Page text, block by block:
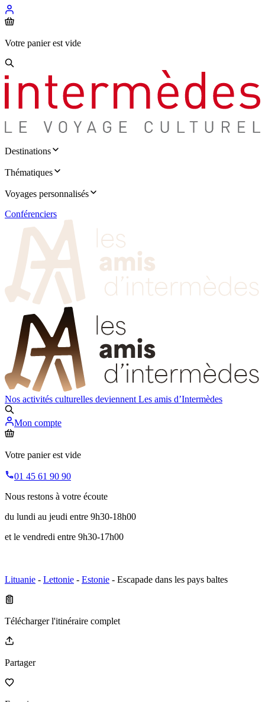
Votre panier est vide
Destinations
Thématiques
Voyages personnalisés
Conférenciers
Nos activités culturelles deviennent Les amis d’Intermèdes
Mon compte
Votre panier est vide
01 45 61 90 90
Nous restons à votre écoute
du lundi au jeudi entre 9h30-18h00
et le vendredi entre 9h30-17h00
Lituanie - Lettonie - Estonie - Escapade dans les pays baltes
Télécharger l'itinéraire complet
Partager